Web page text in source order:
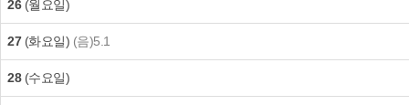
26(월요일)
27(화요일) (음)5.1
28(수요일)